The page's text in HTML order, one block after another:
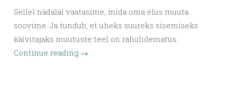
Sellel nädalal vaatasime, mida oma elus muuta
soovime. Ja tundub, et üheks suureks sisemiseks
käivitajaks muutuste teel on rahulolematus.
Continue reading →